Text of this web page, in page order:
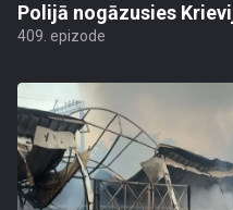
Polijā nogāzusies
409. epizode